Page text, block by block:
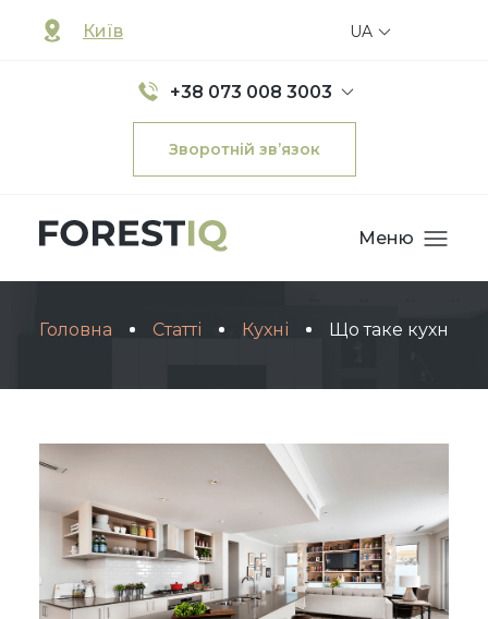
Київ
+38 073 008 3003
Зворотній зв’язок
UA
Меню
Головна Статті Кухні Що таке кухня?